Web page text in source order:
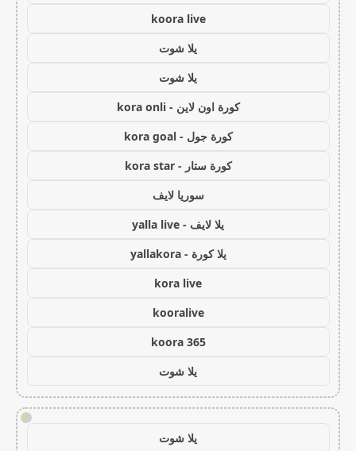
koora live
يلا شوت
يلا شوت
كورة اون لاين - kora onli
كورة جول - kora goal
كورة ستار - kora star
سوريا لايف
يلا لايف - yalla live
يلا كورة - yallakora
kora live
kooralive
koora 365
يلا شوت
!
يلا شوت